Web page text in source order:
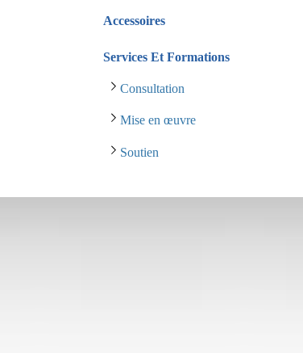
Accessoires
Services Et Formations
Consultation
Mise en œuvre
Soutien